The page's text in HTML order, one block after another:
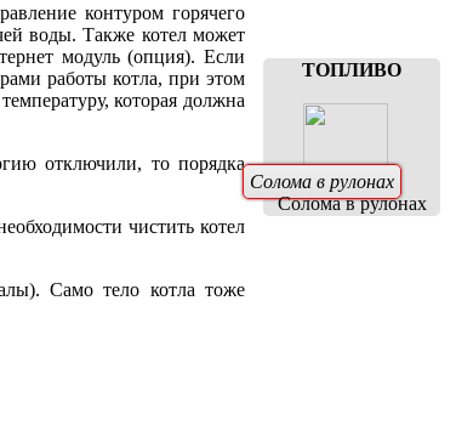
контуром горячего
воды. Также котел может
модуль (опция). Если
работы котла, при этом
которая должна
отключили, то порядка
чистить котел
Само тело котла тоже
ТОПЛИВО
Солома в рулонах
Солома в рулонах